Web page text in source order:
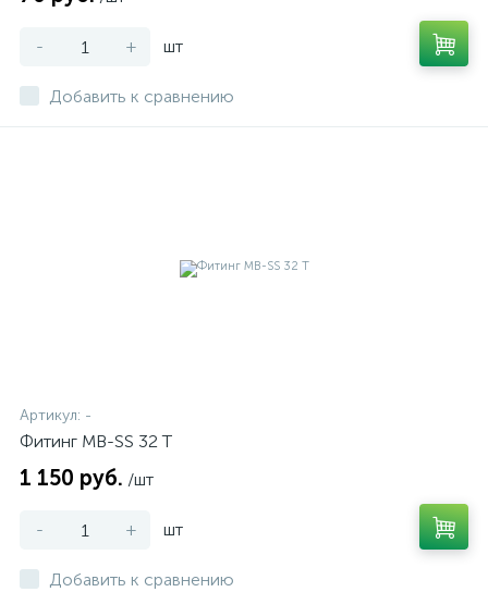
- + шт
Добавить к сравнению
Артикул: -
Фитинг MB-SS 32 T
1 150 руб. /шт
- + шт
Добавить к сравнению